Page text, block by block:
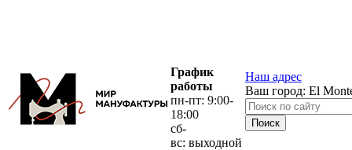
График
работы
пн-пт: 9:00-
18:00
сб-
вс: выходной
Наш адрес
Ваш город: El